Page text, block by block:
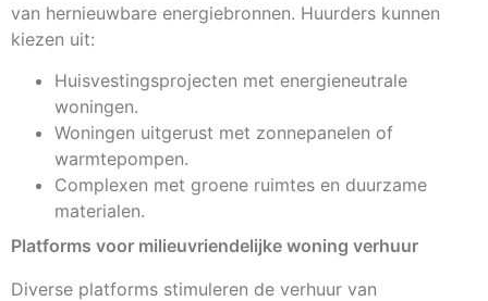
van hernieuwbare energiebronnen. Huurders kunnen
kiezen uit:
Huisvestingsprojecten met energieneutrale
woningen.
Woningen uitgerust met zonnepanelen of
warmtepompen.
Complexen met groene ruimtes en duurzame
materialen.
Platforms voor milieuvriendelijke woning verhuur
Diverse platforms stimuleren de verhuur van